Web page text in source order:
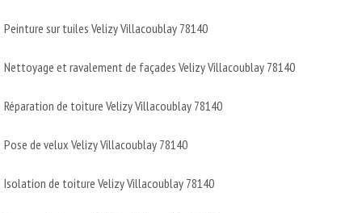
Peinture sur tuiles Velizy Villacoublay 78140
Nettoyage et ravalement de façades Velizy Villacoublay 78140
Réparation de toiture Velizy Villacoublay 78140
Pose de velux Velizy Villacoublay 78140
Isolation de toiture Velizy Villacoublay 78140